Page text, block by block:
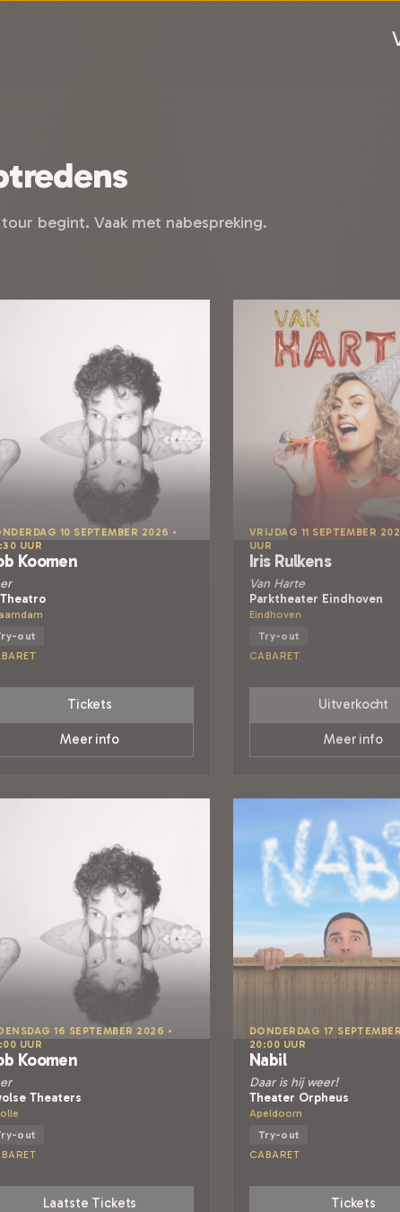
begint. Vaak met nabespreking.
10 SEPTEMBER 2026 •
UUR
Koomen
out
Tickets
Meer info
VRIJDAG 11 SEPTEMBER
UUR
Iris Rulkens
Van Harte
Parktheater Eindhoven
Eindhoven
Try-out
CABARET
Uitverkocht
Meer info
16 SEPTEMBER 2026 •
UUR
Koomen
Theaters
out
Laatste Tickets
DONDERDAG 17
20:00 UUR
Nabil
Daar is hij weer!
Theater Orpheus
Apeldoorn
Try-out
CABARET
Tickets